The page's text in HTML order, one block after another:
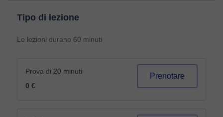
Tipo di lezione
Le lezioni durano 60 minuti
Prova di 20 minuti
0 €
Prenotare